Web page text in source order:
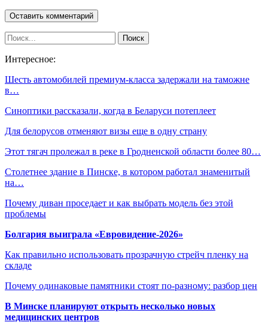
Интересное:
Шесть автомобилей премиум-класса задержали на таможне
в…
Синоптики рассказали, когда в Беларуси потеплеет
Для белорусов отменяют визы еще в одну страну
Этот тягач пролежал в реке в Гродненской области более 80…
Столетнее здание в Пинске, в котором работал знаменитый
на…
Почему диван проседает и как выбрать модель без этой
проблемы
Болгария выиграла «Евровидение-2026»
Как правильно использовать прозрачную стрейч пленку на
складе
Почему одинаковые памятники стоят по-разному: разбор цен
В Минске планируют открыть несколько новых
медицинских центров